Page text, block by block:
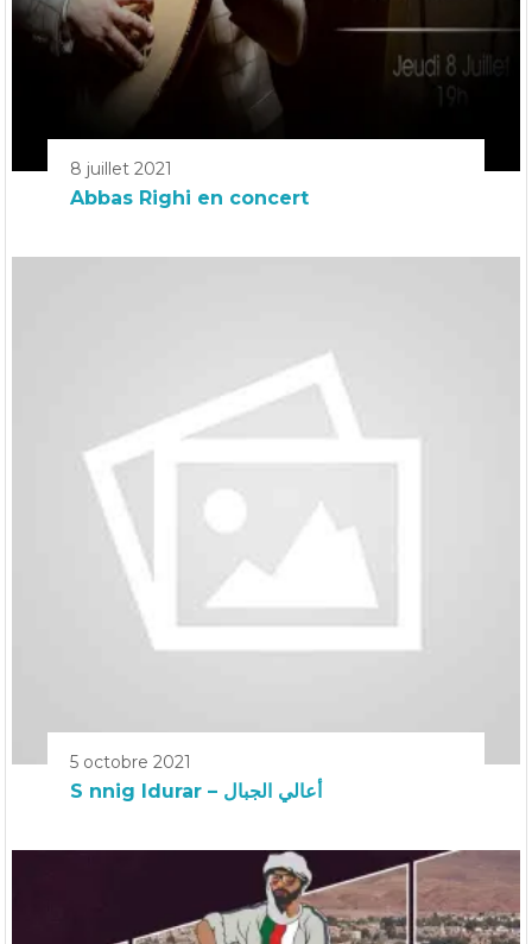
8 juillet 2021
Abbas Righi en concert
5 octobre 2021
S nnig Idurar – أعالي الجبال